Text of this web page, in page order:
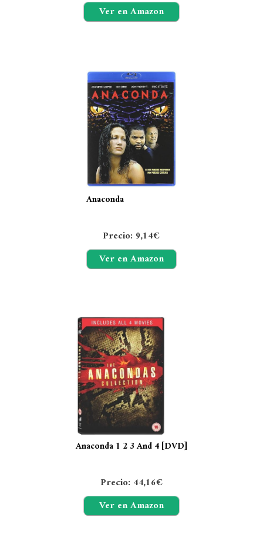
Ver en Amazon
Anaconda
Precio: 9,14€
Ver en Amazon
Anaconda 1 2 3 And 4 [DVD]
Precio: 44,16€
Ver en Amazon